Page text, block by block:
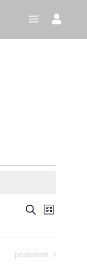
Navegació
i
Cerca
Llista
Esdeveniments
posteriors